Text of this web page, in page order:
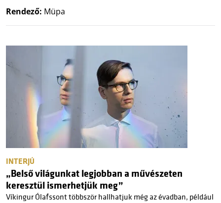
Rendező: Müpa
INTERJÚ
„Belső világunkat legjobban a művészeten
keresztül ismerhetjük meg”
Víkingur Ólafssont többször hallhatjuk még az évadban, például